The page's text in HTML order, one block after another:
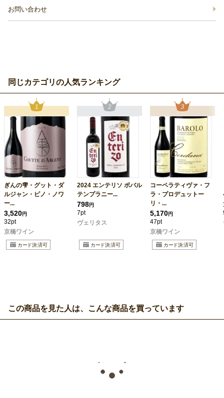
お問い合わせ
同じカテゴリの人気ランキング
ぎんの雫・グット・ダ
ルジャン・ピノ・ノワ
ー...
3,520円
32pt
京橋ワイン
2024 エンテリソ ボバル
テンプラニー...
798円
7pt
ヴェリタス
コーペラティヴァ・フ
ラ・プロデュットー
リ・...
5,170円
47pt
京橋ワイン
この商品を見た人は、こんな商品を買っています